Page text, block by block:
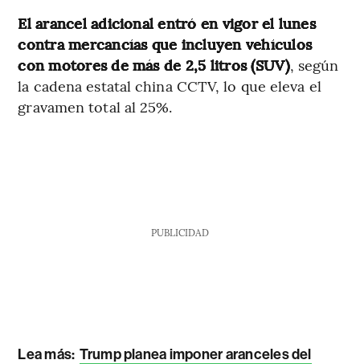
El arancel adicional entró en vigor el lunes
contra mercancías que incluyen vehículos
con motores de más de 2,5 litros (SUV), según
la cadena estatal china CCTV, lo que eleva el
gravamen total al 25%.
PUBLICIDAD
Lea más: Trump planea imponer aranceles del